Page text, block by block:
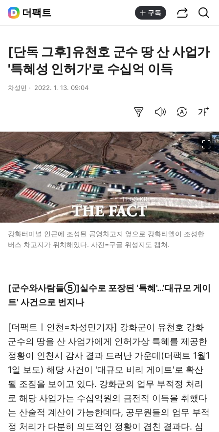
더팩트 구독
[단독 그후]유천호 군수 땅 산 사업가
'특혜성 인허가'로 수십억 이득
차성민 2022. 1. 13. 09:04
강화터미널 인근에 조성된 공영차고지 옆으로 강화티엘이 조성한
버스 차고지가 위치해있다. 사진=구글 위성지도 캡쳐.
[군수와사람들⑤]실수로 포장된 '특혜'…'대규모 게이
트' 사건으로 번지나
[더팩트ㅣ인천=차성민기자] 강화군이 유천호 강화
군수의 땅을 산 사업가에게 인허가상 특혜를 제공한
정황이 인천시 감사 결과 드러난 가운데(더팩트 1월1
1일 보도) 해당 사건이 '대규모 비리 게이트'로 확산
될 조짐을 보이고 있다. 강화군의 업무 부적정 처리
로 해당 사업가는 수십억원의 금전적 이득을 취했다
는 산술적 계산이 가능한데다, 공무원들의 업무 부적
정 처리가 다분히 의도적인 정황이 겹친 결과다. 심